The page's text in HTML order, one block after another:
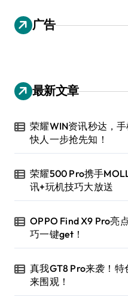
广告
最新文章
荣耀WIN资讯秒达，
快人一步抢先知！
荣耀500 Pro携手
讯+玩机技巧大放送
OPPO Find X9 Pro亮
巧一键get！
真我GT8 Pro来袭！特
来围观！